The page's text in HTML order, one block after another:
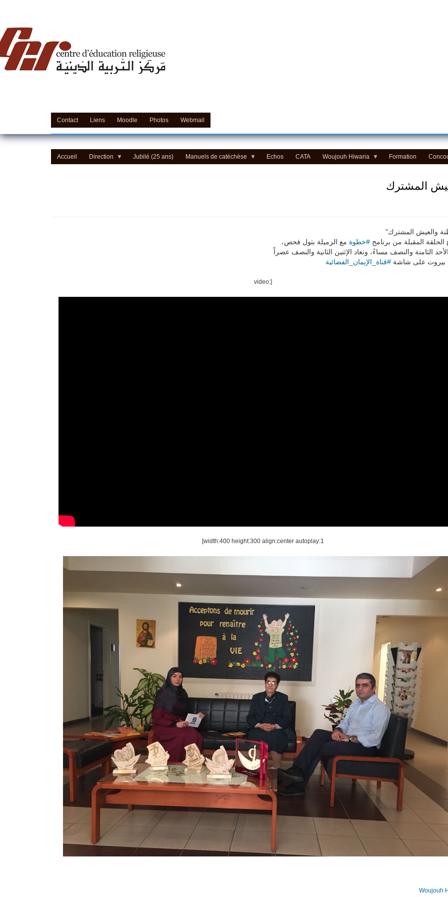
Contact Liens Moodle Photos Webmail
Accueil Direction Jubilé (25 ans) Manuels de catéchèse Echos CATA Woujouh Hiwaria Formation
والعيش المشترك"
المقبلة من برنامج#خطوة مع الزميلة بتول فحص،
الثامنة والنصف مساءً، وتعاد الإثنين الثانية والنصف عصراً
بيروت على شاشة#قناة_الإيمان_الفضائية
[video:
width:400 height:300 align:center autoplay:1]
Woujouh